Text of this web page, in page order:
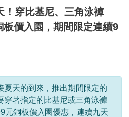
！穿比基尼、三角泳褲
板價入園，期間限定連續9
夏天的到來，推出期間限定的
穿著指定的比基尼或三角泳褲
元銅板價入園優惠，連續九天